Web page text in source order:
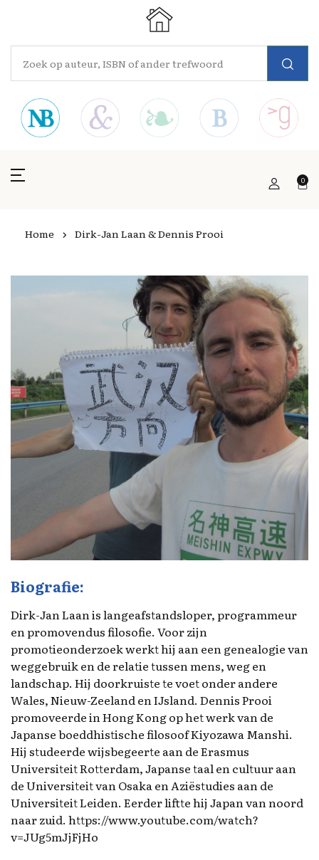
0
Home Dirk-Jan Laan & Dennis Prooi
Biografie:
Dirk-Jan Laan is langeafstandsloper, programmeur
en promovendus filosofie. Voor zijn
promotieonderzoek werkt hij aan een genealogie van
weggebruik en de relatie tussen mens, weg en
landschap. Hij doorkruiste te voet onder andere
Wales, Nieuw-Zeeland en IJsland. Dennis Prooi
promoveerde in Hong Kong op het werk van de
Japanse boeddhistische filosoof Kiyozawa Manshi.
Hij studeerde wijsbegeerte aan de Erasmus
Universiteit Rotterdam, Japanse taal en cultuur aan
de Universiteit van Osaka en Aziëstudies aan de
Universiteit Leiden. Eerder liftte hij Japan van noord
naar zuid. https://www.youtube.com/watch?
v=JUg5mJjFjHo